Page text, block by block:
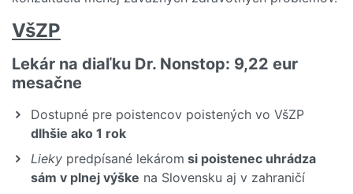
VšZP
Lekár na diaľku Dr. Nonstop: 9,22 eur
mesačne
Dostupné pre poistencov poistených vo VšZP
dlhšie ako 1 rok
Lieky predpísané lekárom si poistenec uhrádza
sám v plnej výške na Slovensku aj v zahraničí